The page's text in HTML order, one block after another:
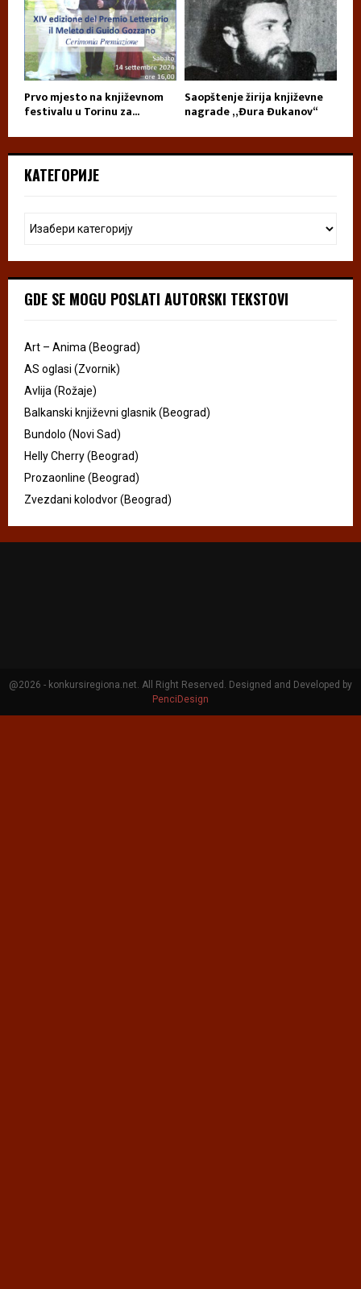
Prvo mjesto na književnom
festivalu u Torinu za...
Saopštenje žirija književne
nagrade „Đura Đukanov“
КАТЕГОРИЈЕ
GDE SE MOGU POSLATI AUTORSKI TEKSTOVI
Art – Anima (Beograd)
AS oglasi (Zvornik)
Avlija (Rožaje)
Balkanski književni glasnik (Beograd)
Bundolo (Novi Sad)
Helly Cherry (Beograd)
Prozaonline (Beograd)
Zvezdani kolodvor (Beograd)
@2026 - konkursiregiona.net. All Right Reserved. Designed and Developed by
PenciDesign